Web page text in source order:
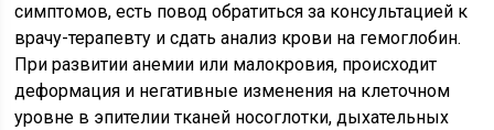
симптомов, есть повод обратиться за консультацией к
врачу-терапевту и сдать анализ крови на гемоглобин.
При развитии анемии или малокровия, происходит
деформация и негативные изменения на клеточном
уровне в эпителии тканей носоглотки, дыхательных